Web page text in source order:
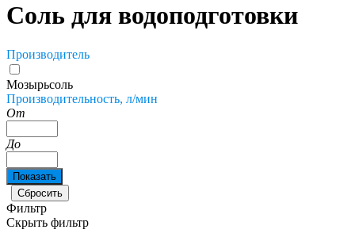
Соль для водоподготовки
Производитель
Мозырьсоль
Производительность, л/мин
От
До
Фильтр
Скрыть фильтр